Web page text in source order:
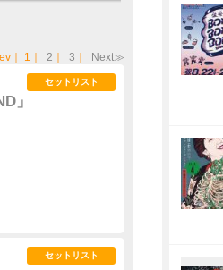
｜ 1 ｜ 2 ｜ 3 ｜ Next≫
」
セットリスト
セットリスト